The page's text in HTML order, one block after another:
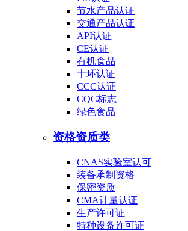
节水产品认证
交通产品认证
API认证
CE认证
有机食品
十环认证
CCC认证
CQC标志
绿色食品
资格资质类
CNAS实验室认可
装备承制资格
保密资质
CMA计量认证
生产许可证
特种设备许可证